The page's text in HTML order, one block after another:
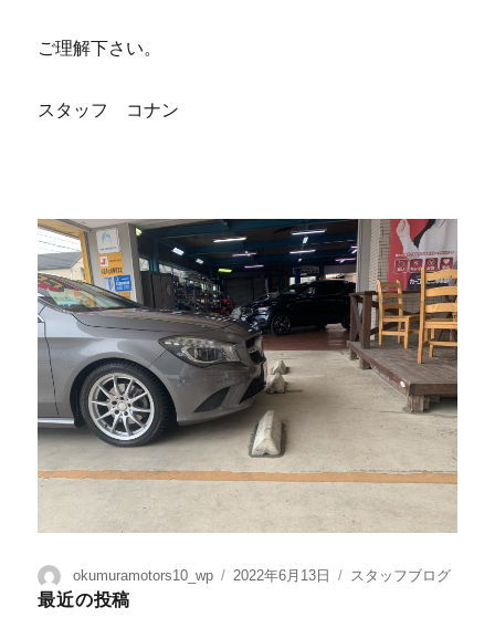
ご理解下さい。
スタッフ コナン
okumuramotors10_wp 2022年6月13日 スタッフブログ
最近の投稿